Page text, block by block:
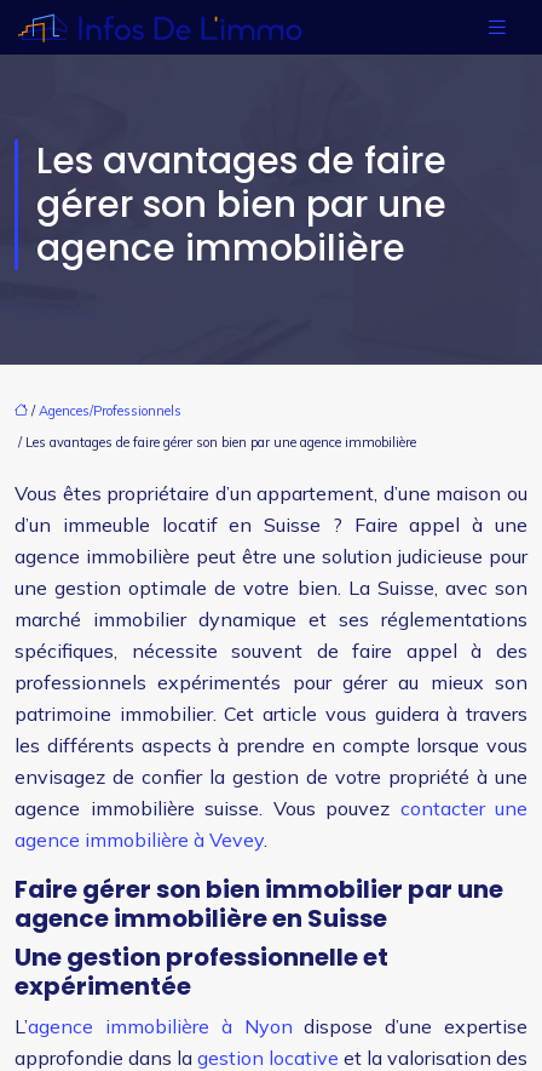
Les avantages de faire
gérer son bien par une
agence immobilière
/Agences/Professionnels
/ Les avantages de faire gérer son bien par une agence immobilière
Vous êtes propriétaire d’un appartement, d’une maison ou
d’un immeuble locatif en Suisse ? Faire appel à une
agence immobilière peut être une solution judicieuse pour
une gestion optimale de votre bien. La Suisse, avec son
marché immobilier dynamique et ses réglementations
spécifiques, nécessite souvent de faire appel à des
professionnels expérimentés pour gérer au mieux son
patrimoine immobilier. Cet article vous guidera à travers
les différents aspects à prendre en compte lorsque vous
envisagez de confier la gestion de votre propriété à une
agence immobilière suisse. Vous pouvez contacter une
agence immobilière à Vevey
Faire gérer son bien immobilier par une
agence immobilière en Suisse
Une gestion professionnelle et
expérimentée
L’agence immobilière à Nyon dispose d’une expertise
approfondie dans la gestion locative et la valorisation des